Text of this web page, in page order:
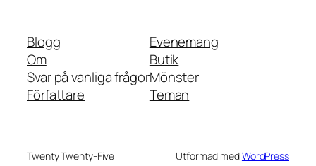
Blogg
Om
Svar på vanliga frågor
Författare
Evenemang
Butik
Mönster
Teman
Twenty Twenty-Five Utformad medWordPress